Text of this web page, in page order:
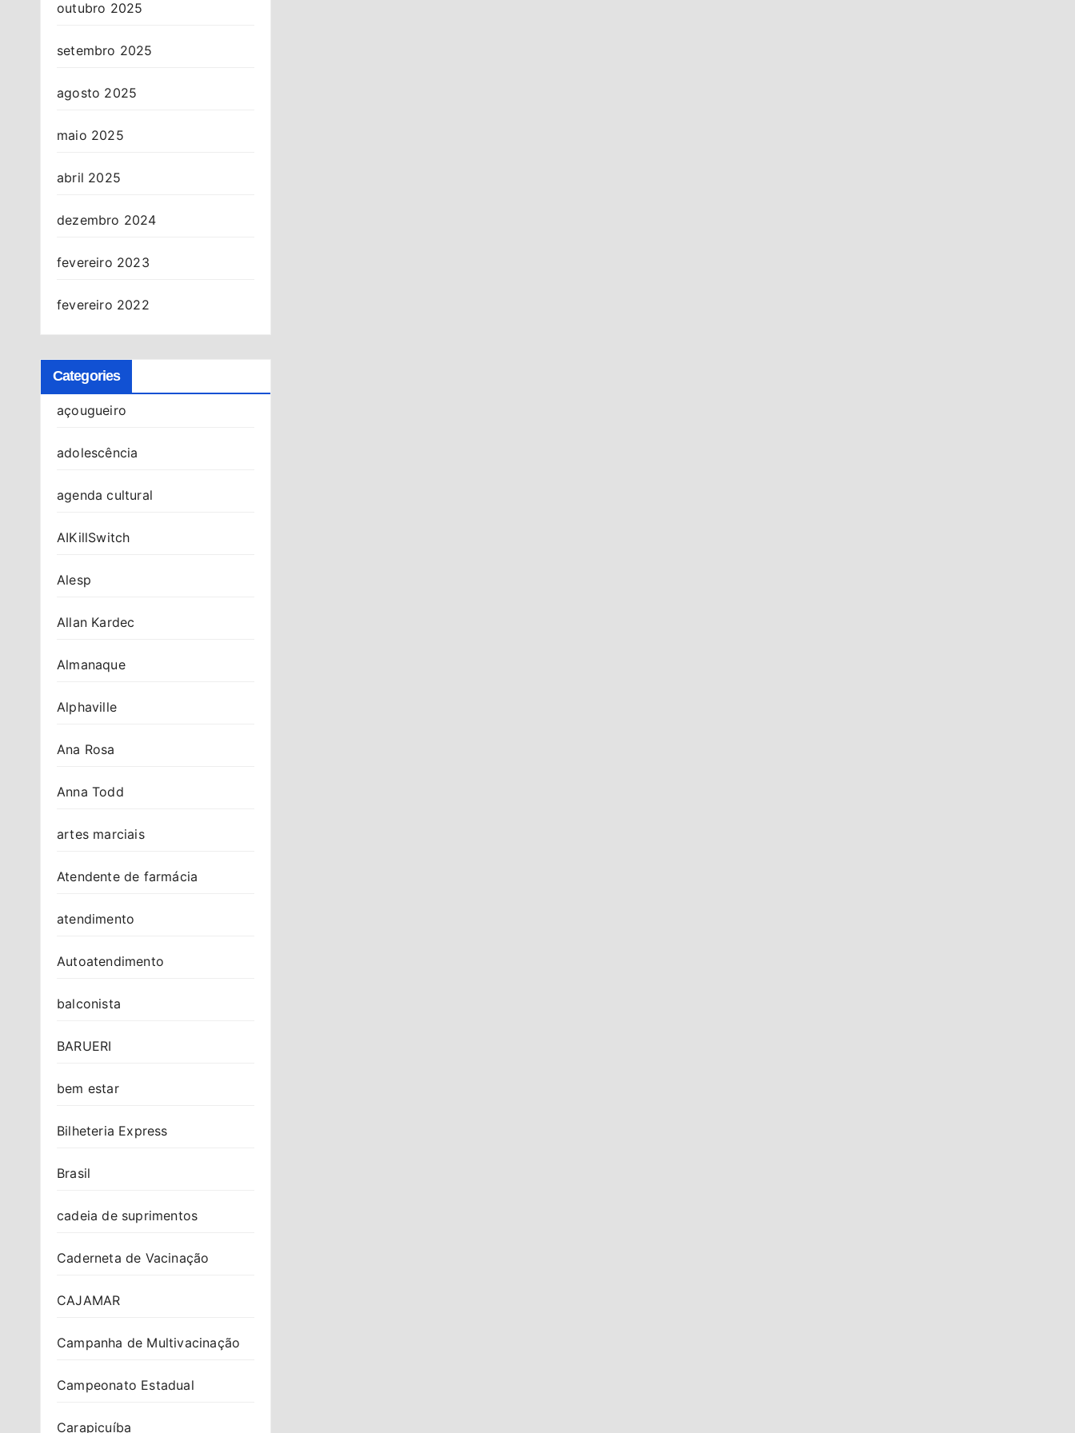
outubro 2025
setembro 2025
agosto 2025
maio 2025
abril 2025
dezembro 2024
fevereiro 2023
fevereiro 2022
Categories
açougueiro
adolescência
agenda cultural
AIKillSwitch
Alesp
Allan Kardec
Almanaque
Alphaville
Ana Rosa
Anna Todd
artes marciais
Atendente de farmácia
atendimento
Autoatendimento
balconista
BARUERI
bem estar
Bilheteria Express
Brasil
cadeia de suprimentos
Caderneta de Vacinação
CAJAMAR
Campanha de Multivacinação
Campeonato Estadual
Carapicuíba